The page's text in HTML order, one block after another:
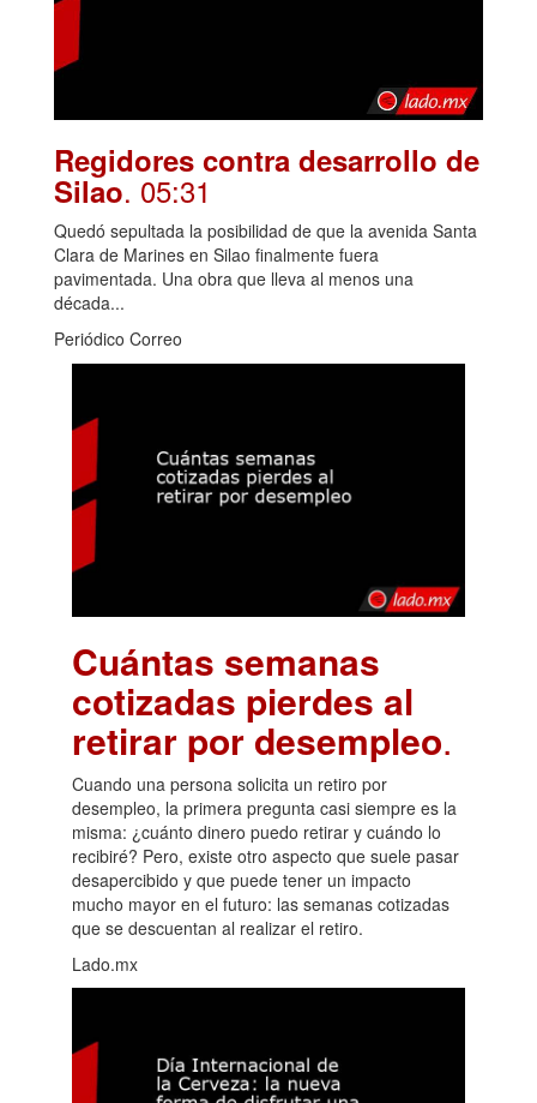
Regidores contra desarrollo de
Silao. 05:31
Quedó sepultada la posibilidad de que la avenida Santa
Clara de Marines en Silao finalmente fuera
pavimentada. Una obra que lleva al menos una
década...
Periódico Correo
Cuántas semanas
cotizadas pierdes al
retirar por desempleo.
Cuando una persona solicita un retiro por
desempleo, la primera pregunta casi siempre es la
misma: ¿cuánto dinero puedo retirar y cuándo lo
recibiré? Pero, existe otro aspecto que suele pasar
desapercibido y que puede tener un impacto
mucho mayor en el futuro: las semanas cotizadas
que se descuentan al realizar el retiro.
Lado.mx